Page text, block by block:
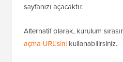
sayfanızı açacaktır.
Alternatif olarak, kurulum
açma URL'sini kullanabilirsiniz.